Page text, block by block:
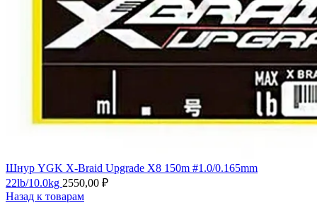
Шнур YGK X-Braid Upgrade X8 150m #1.0/0.165mm
22lb/10.0kg 2550,00 ₽
Назад к товарам